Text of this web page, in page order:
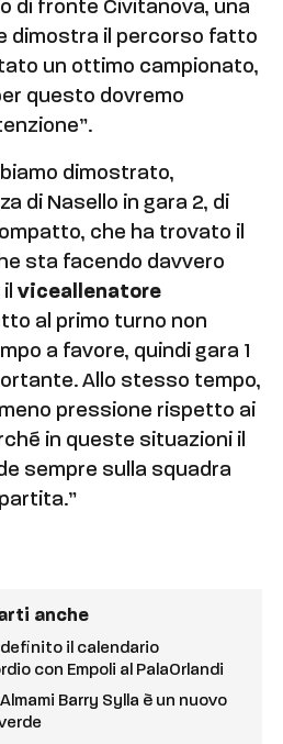
di fronte Civitanova, una
dimostra il percorso fatto
un ottimo campionato,
questo dovremo
dimostrato,
di Nasello in gara 2, di
che ha trovato il
sta facendo davvero
ilviceallenatore
al primo turno non
a favore, quindi gara 1
Allo stesso tempo,
pressione rispetto ai
in queste situazioni il
sempre sulla squadra
anche
il calendario
con Empoli al PalaOrlandi
Barry Sylla è un nuovo